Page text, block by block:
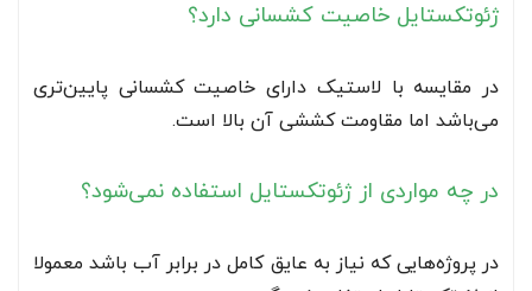
ژئوتکستایل خاصیت کشسانی دارد؟
در مقایسه با لاستیک دارای خاصیت کشسانی پایین‌تری
می‌باشد اما مقاومت کششی آن بالا است.
در چه مواردی از ژئوتکستایل استفاده نمی‌شود؟
در پروژه‌هایی که نیاز به عایق کامل در برابر آب باشد معمولا